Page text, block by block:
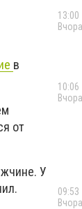
в
от
У
13:00
Вчора
10:06
Вчора
09:53
Вчора